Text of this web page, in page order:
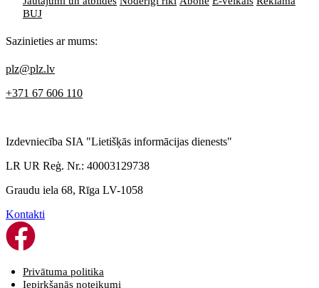
BUJ
Sazinieties ar mums:
plz@plz.lv
+371 67 606 110
Izdevniecība SIA "Lietišķās informācijas dienests"
LR UR Reģ. Nr.: 40003129738
Graudu iela 68, Rīga LV-1058
Kontakti
Privātuma politika
Iepirkšanās noteikumi